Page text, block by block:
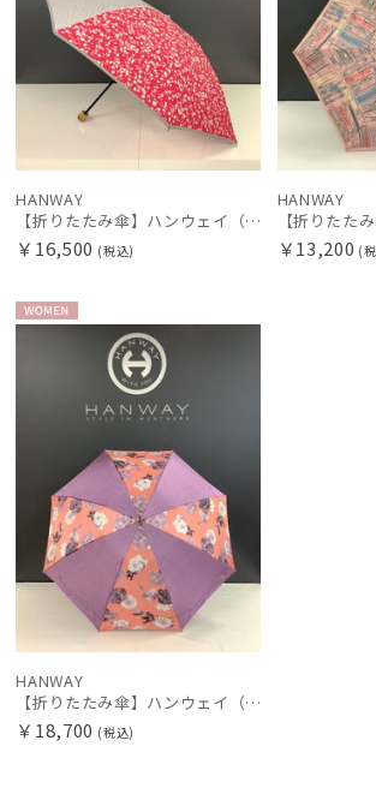
ブランド
BLUNT
ダックス
estaa
FLO(A)TUS
フロータス
FURLA
Fuwacool®
フワクール®
HANWAY
ハンウェイ
HELEN KAMINSKI
LANVIN COLLECTION
ランバン コレクション
人気順
売上点数順
順
HANWAY
【折りたたみ傘】ハンウェイ（ＨＡＮＷＡＹ）Ariana（アリアナ）
￥16,500 (税込)
HANWAY
￥13,200 (
WOME
HANWAY
【折りたたみ傘】ハンウェイ（ＨＡＮＷＡＹ） Decoracion floral de f （デコラティオン・フローラル・デ・エフ）
￥18,700 (税込)